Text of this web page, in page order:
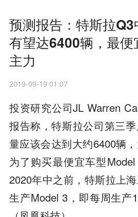
预测报告：特斯拉
有望达6400辆，最
主力
2019-09-19 01:07
投资研究公司JL Warren
报告称，特斯拉公司第三
量应该会达到大约6400辆
为了购买最便宜车型
2020年中之前，特斯拉上
生产Model 3，即每周生产